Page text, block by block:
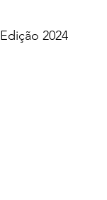
Edição 2024